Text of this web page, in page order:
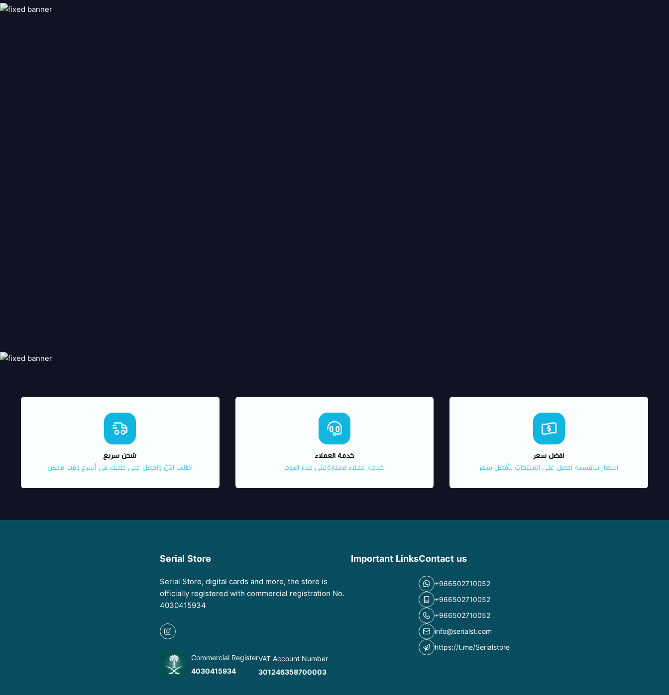
شحن سريع
اطلب الآن واحصل على طلبك في أسرع وقت ممكن
خدمة العملاء
خدمة عملاء ممتازةعلى مدار اليوم
افضل سعر
اسعار تنافسية احصل على المنتجات بأفضل سعر
Serial Store
Serial Store, digital cards and more, the store is
officially registered with commercial registration No.
4030415934
Commercial Register
4030415934
VAT Account Number
301246358700003
Important LinksContact us
+966502710052
+966502710052
+966502710052
info@serialst.com
https://t.me/Serialstore